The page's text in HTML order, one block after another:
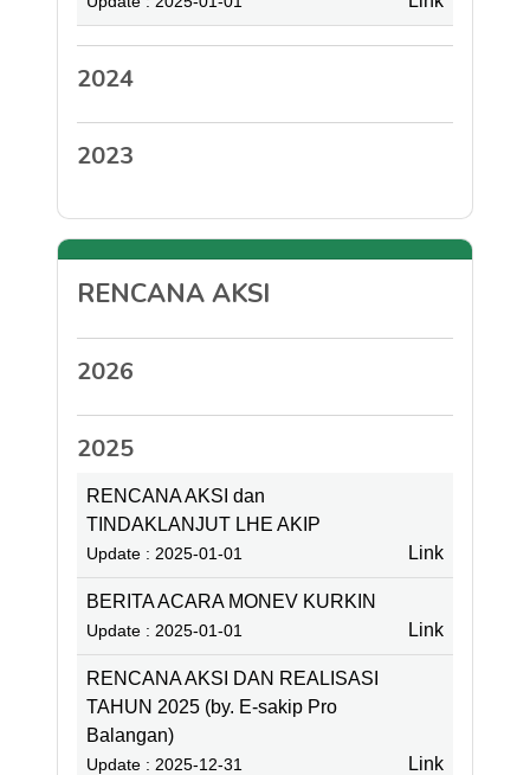
2024
2023
RENCANA AKSI
2026
2025
RENCANA AKSI dan
TINDAKLANJUT LHE AKIP
Update : 2025-01-01 Link
BERITA ACARA MONEV KURKIN
Update : 2025-01-01 Link
RENCANA AKSI DAN REALISASI
TAHUN 2025 (by. E-sakip Pro
Balangan)
Update : 2025-12-31 Link